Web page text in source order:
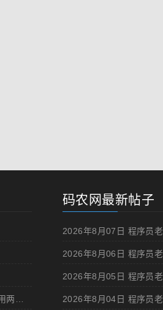
码农网最新帖子
2026年8月05日 程序员